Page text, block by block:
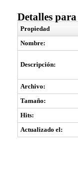
Detalles para
Propiedad
Nombre:
Descripción:
Archivo:
Tamaño:
Hits:
Actualizado el: